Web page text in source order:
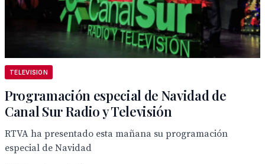
TELEVISION
Programación especial de Navidad de
Canal Sur Radio y Televisión
RTVA ha presentado esta mañana su programación
especial de Navidad